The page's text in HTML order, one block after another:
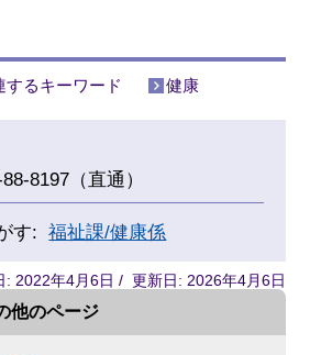
するキーワード 健康
8197（直通）
す:福祉課/健康係
: 2022年4月6日 / 更新日: 2026年4月6日
他のページ